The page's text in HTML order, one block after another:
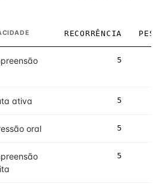
RECORRÊNCIA PESO
5
ativa 5
oral 5
5